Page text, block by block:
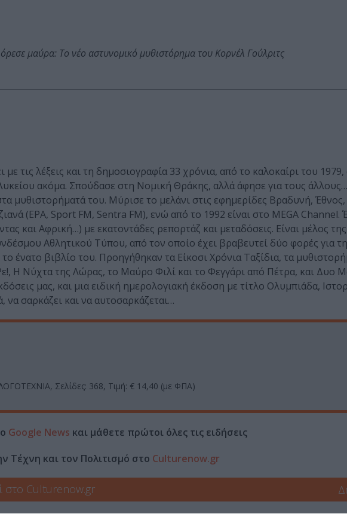
μαύρα: Το νέο αστυνομικό μυθιστόρημα του Κορνέλ Γούλριτς
τις λέξεις και τη δημοσιογραφία 33 χρόνια, από το καλοκαίρι του 1979,
ακόμα. Σπούδασε στη Νομική Θράκης, αλλά άφησε για τους
μυθιστορήματά του. Μύρισε το μελάνι στις εφημερίδες Βραδυνή,
(ΕΡΑ, Sport FM, Sentra FM), ενώ από το 1992 είναι στο MEGA Channel.
και Αφρική…) με εκατοντάδες ρεπορτάζ και μεταδόσεις. Είναι μέλος
Αθλητικού Τύπου, από τον οποίο έχει βραβευτεί δύο φορές για
ένατο βιβλίο του. Προηγήθηκαν τα Είκοσι Χρόνια Ταξίδια, τα
Η Νύχτα της Λώρας, το Μαύρο Φιλί και το Φεγγάρι από Πέτρα, και Δυο
μας, και μια ειδική ημερολογιακή έκδοση με τίτλο Ολυμπιάδα,
να σαρκάζει και να αυτοσαρκάζεται…
Σελίδες: 368, Τιμή: € 14,40 (με ΦΠΑ)
Google News και μάθετε πρώτοι όλες τις ειδήσεις
Τέχνη και τον Πολιτισμό στο Culturenow.gr
στο Culturenow.gr